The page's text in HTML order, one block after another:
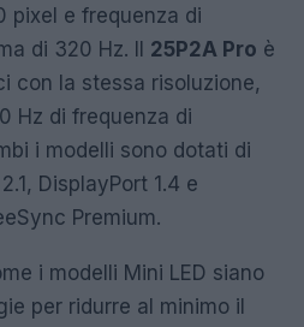
pixel e frequenza di
di 320 Hz. Il 25P2A Pro è
con la stessa risoluzione,
Hz di frequenza di
i modelli sono dotati di
DisplayPort 1.4 e
Premium.
i modelli Mini LED siano
per ridurre al minimo il